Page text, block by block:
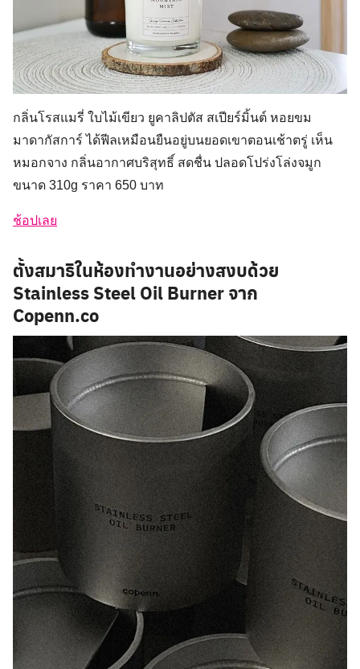
กลิ่นโรสแมรี่ ใบไม้เขียว ยูคาลิปตัส สเปียร์มิ้นต์ หอยขม
มาดากัสการ์ ได้ฟีลเหมือนยืนอยู่บนยอดเขาตอนเช้าตรู่ เห็น
หมอกจาง กลิ่นอากาศบริสุทธิ์ สดชื่น ปลอดโปร่งโล่งจมูก
ขนาด 310g ราคา 650 บาท
ช้อปเลย
ตั้งสมาธิในห้องทำงานอย่างสงบด้วย
Stainless Steel Oil Burner จาก
Copenn.co